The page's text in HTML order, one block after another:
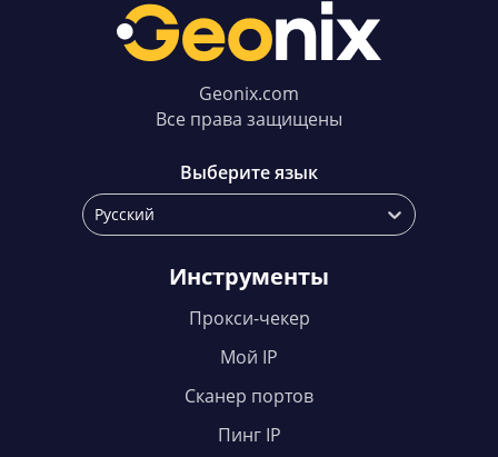
Geonix.com
Все права защищены
Выберите язык
Русский
Инструменты
Прокси-чекер
Мой IP
Сканер портов
Пинг IP